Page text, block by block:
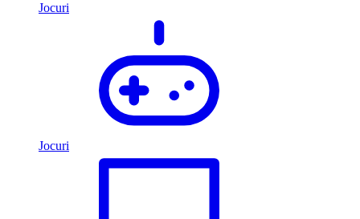
Jocuri
Jocuri